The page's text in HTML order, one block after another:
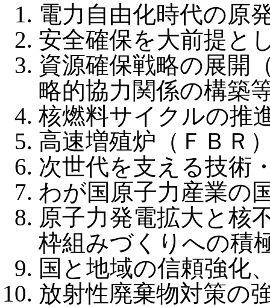
電力自由化時代の原
安全確保を大前提と
資源確保戦略の展開
略的協力関係の構築
核燃料サイクルの推
高速増殖炉（ＦＢＲ
次世代を支える技術
わが国原子力産業の
原子力発電拡大と核
枠組みづくりへの積
国と地域の信頼強化
放射性廃棄物対策の